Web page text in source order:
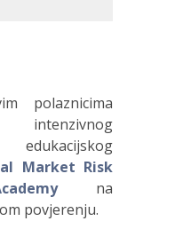
polaznicima
Market Risk
na
povjerenju.